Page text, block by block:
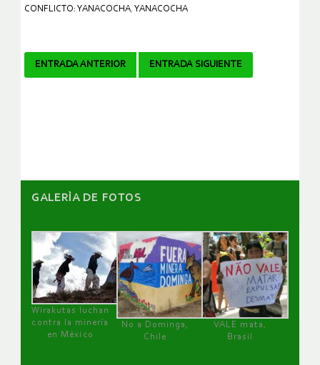
CONFLICTO: YANACOCHA, YANACOCHA
Navegador
ENTRADA ANTERIOR ENTRADA SIGUIENTE
GALERÌA DE FOTOS
Wirakutas luchan
contra la minería
en México
No a Dominga,
Chile
VALE mata,
Brasil